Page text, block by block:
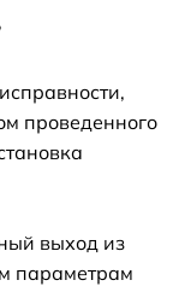
проведенного
выход из
параметрам